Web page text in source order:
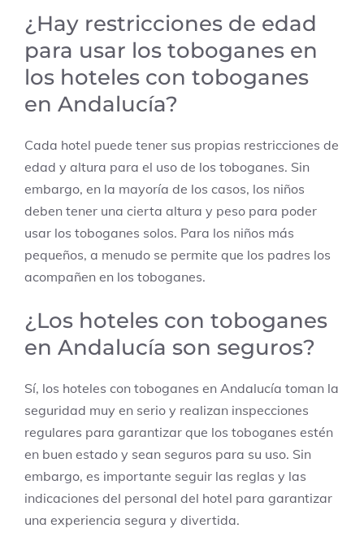
¿Hay restricciones de edad
para usar los toboganes en
los hoteles con toboganes
en Andalucía?
Cada hotel puede tener sus propias restricciones de
edad y altura para el uso de los toboganes. Sin
embargo, en la mayoría de los casos, los niños
deben tener una cierta altura y peso para poder
usar los toboganes solos. Para los niños más
pequeños, a menudo se permite que los padres los
acompañen en los toboganes.
¿Los hoteles con toboganes
en Andalucía son seguros?
Sí, los hoteles con toboganes en Andalucía toman la
seguridad muy en serio y realizan inspecciones
regulares para garantizar que los toboganes estén
en buen estado y sean seguros para su uso. Sin
embargo, es importante seguir las reglas y las
indicaciones del personal del hotel para garantizar
una experiencia segura y divertida.